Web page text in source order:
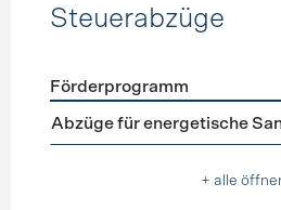
Steuerabzüge
Förderprogramme
Förderprogramm
Abzüge für energetische
+ alle